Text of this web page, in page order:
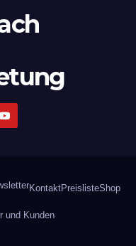
KontaktPreislisteShop
und Kunden